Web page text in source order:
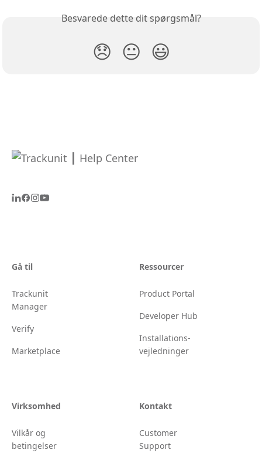
Besvarede dette dit spørgsmål?
😞 😐 😃
Gå til
Trackunit
Manager
Verify
Marketplace
Ressourcer
Product Portal
Developer Hub
Installations-
vejledninger
Virksomhed
Vilkår og
betingelser
Kontakt
Customer
Support